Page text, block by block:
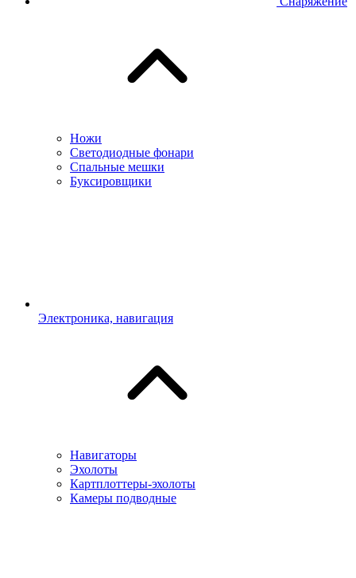
Ножи
Светодиодные фонари
Спальные мешки
Буксировщики
Электроника, навигация
Навигаторы
Эхолоты
Картплоттеры-эхолоты
Камеры подводные